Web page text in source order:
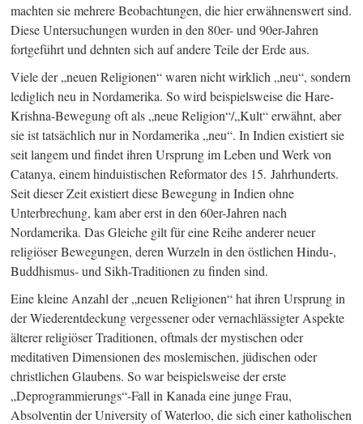
machten sie mehrere Beobachtungen, die hier erwähnenswert sind.
Diese Untersuchungen wurden in den 80er- und 90er-Jahren
fortgeführt und dehnten sich auf andere Teile der Erde aus.
Viele der „neuen Religionen“ waren nicht wirklich „neu“, sondern
lediglich neu in Nordamerika. So wird beispielsweise die Hare-
Krishna-Bewegung oft als „neue Religion“/„Kult“ erwähnt, aber
sie ist tatsächlich nur in Nordamerika „neu“. In Indien existiert sie
seit langem und findet ihren Ursprung im Leben und Werk von
Catanya, einem hinduistischen Reformator des 15. Jahrhunderts.
Seit dieser Zeit existiert diese Bewegung in Indien ohne
Unterbrechung, kam aber erst in den 60er-Jahren nach
Nordamerika. Das Gleiche gilt für eine Reihe anderer neuer
religiöser Bewegungen, deren Wurzeln in den östlichen Hindu-,
Buddhismus- und Sikh-Traditionen zu finden sind.
Eine kleine Anzahl der „neuen Religionen“ hat ihren Ursprung in
der Wiederentdeckung vergessener oder vernachlässigter Aspekte
älterer religiöser Traditionen, oftmals der mystischen oder
meditativen Dimensionen des moslemischen, jüdischen oder
christlichen Glaubens. So war beispielsweise der erste
„Deprogrammierungs“-Fall in Kanada eine junge Frau,
Absolventin der University of Waterloo, die sich einer katholischen